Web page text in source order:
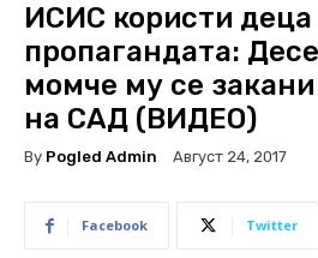
ИСИС користи деца
пропагандата:
момче му се
на САД (ВИДЕО)
By Pogled Admin Август 24, 2017
Facebook Twitter